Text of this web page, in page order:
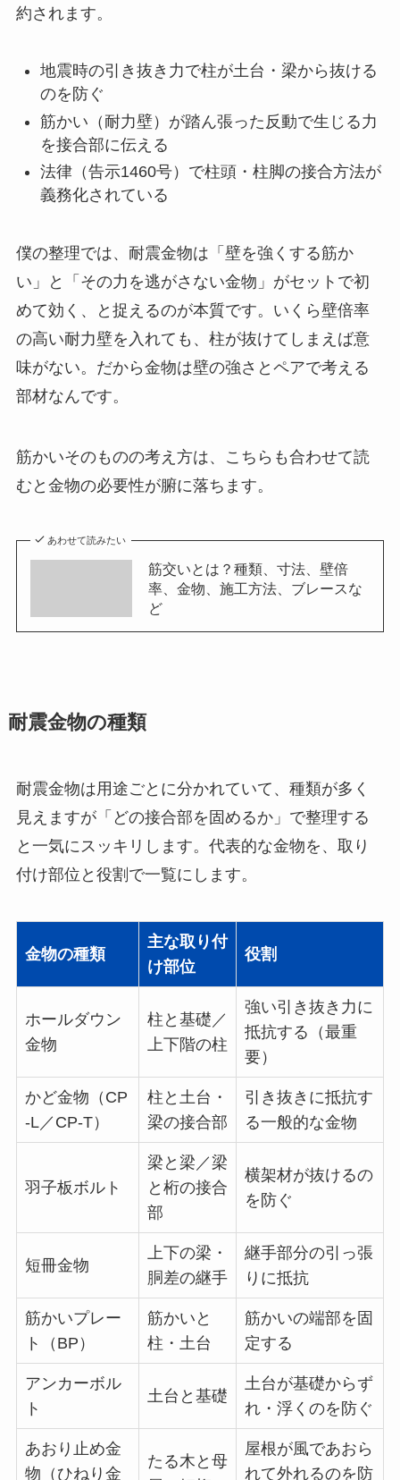
約されます。
地震時の引き抜き力で柱が土台・梁から抜ける
のを防ぐ
筋かい（耐力壁）が踏ん張った反動で生じる力
を接合部に伝える
法律（告示1460号）で柱頭・柱脚の接合方法が
義務化されている
僕の整理では、耐震金物は「壁を強くする筋か
い」と「その力を逃がさない金物」がセットで初
めて効く、と捉えるのが本質です。いくら壁倍率
の高い耐力壁を入れても、柱が抜けてしまえば意
味がない。だから金物は壁の強さとペアで考える
部材なんです。
筋かいそのものの考え方は、こちらも合わせて読
むと金物の必要性が腑に落ちます。
あわせて読みたい
筋交いとは？種類、寸法、壁倍
率、金物、施工方法、ブレースな
ど
耐震金物の種類
耐震金物は用途ごとに分かれていて、種類が多く
見えますが「どの接合部を固めるか」で整理する
と一気にスッキリします。代表的な金物を、取り
付け部位と役割で一覧にします。
金物の種類
主な取り付
け部位
役割
ホールダウン
金物
柱と基礎／
上下階の柱
強い引き抜き力に
抵抗する（最重
要）
かど金物（CP
-L／CP-T）
柱と土台・
梁の接合部
引き抜きに抵抗す
る一般的な金物
羽子板ボルト
梁と梁／梁
と桁の接合
部
横架材が抜けるの
を防ぐ
短冊金物
上下の梁・
胴差の継手
継手部分の引っ張
りに抵抗
筋かいプレー
ト（BP）
筋かいと
柱・土台
筋かいの端部を固
定する
アンカーボル
ト
土台と基礎
土台が基礎からず
れ・浮くのを防ぐ
あおり止め金
物（ひねり金
たる木と母
屋根が風であおら
れて外れるのを防